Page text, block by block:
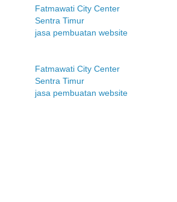
Fatmawati City Center
Sentra Timur
jasa pembuatan website
Fatmawati City Center
Sentra Timur
jasa pembuatan website